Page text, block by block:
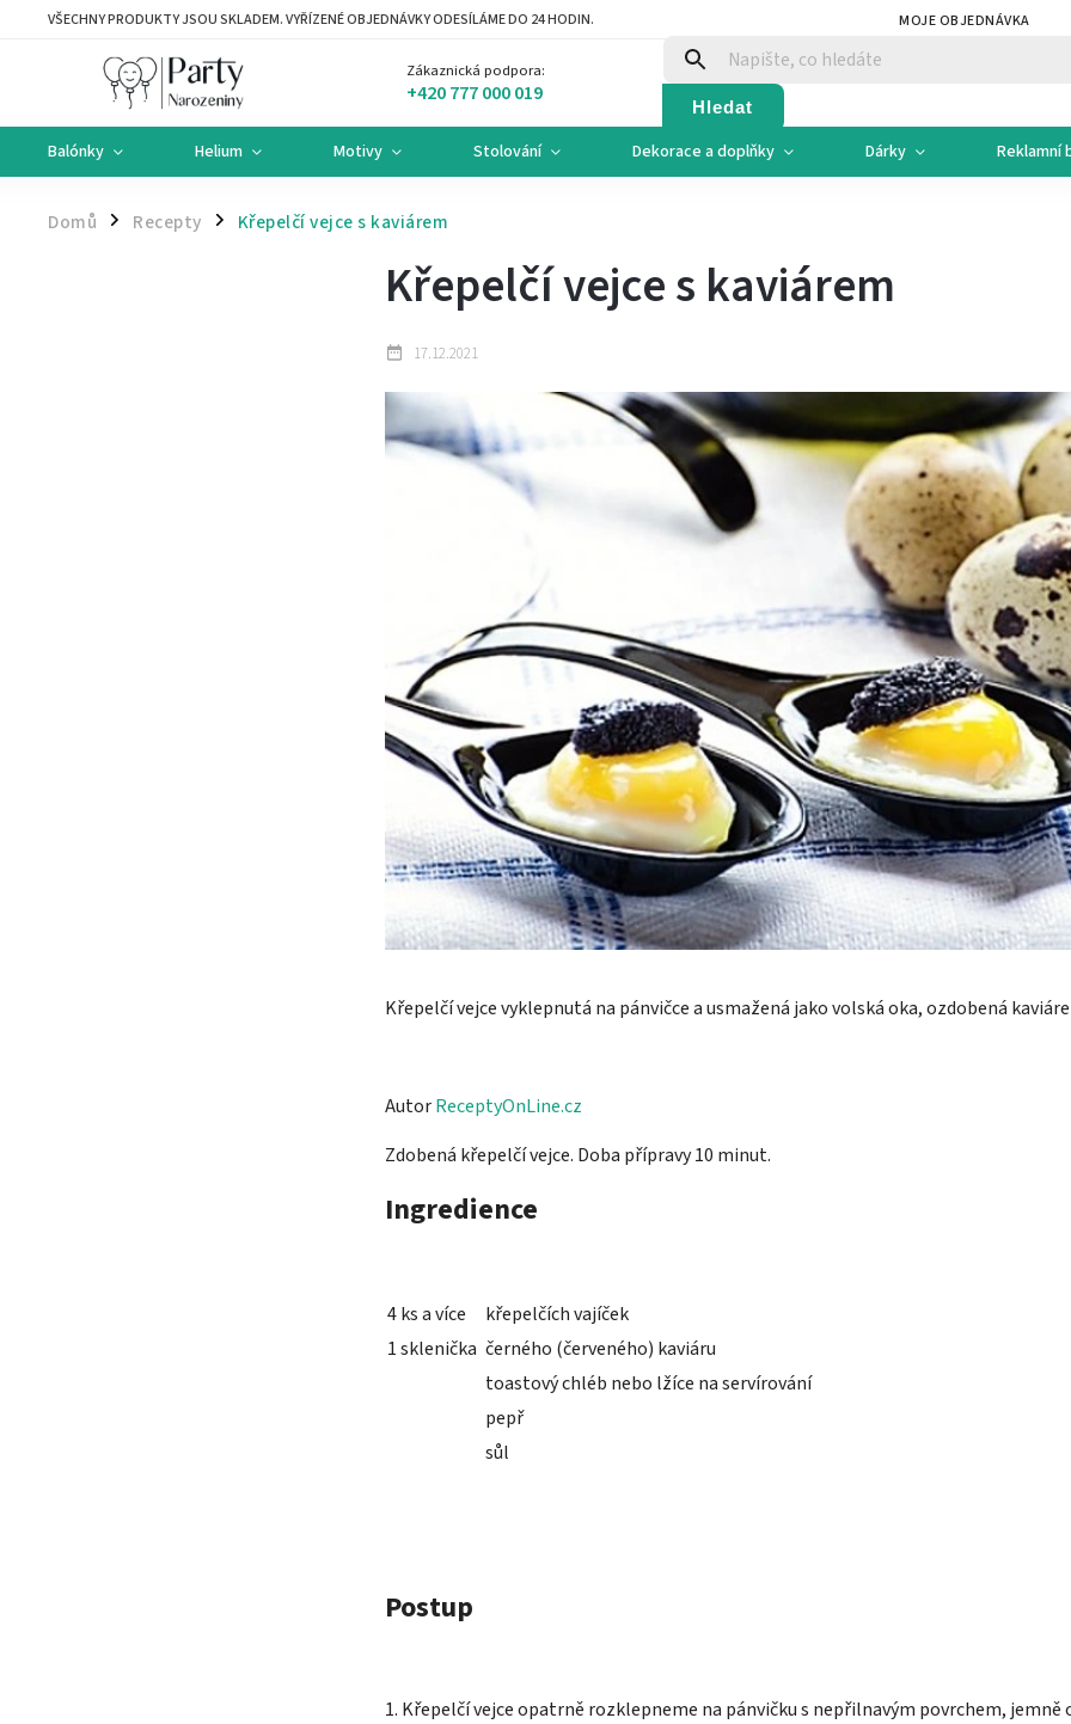
VŠECHNY PRODUKTY JSOU SKLADEM. VYŘÍZENÉ OBJEDNÁVKY ODESÍLÁME DO 24 HODIN. MOJE OBJEDNÁVKA
Zákaznická podpora:
+420 777 000 019 Hledat
Balónky Helium Motivy Stolování Dekorace a doplňky Dárky Reklamní
Domů / Recepty / Křepelčí vejce s kaviárem
Křepelčí vejce s kaviárem
17.12.2021
Křepelčí vejce vyklepnutá na pánvičce a usmažená jako volská oka, ozdobená
AutorReceptyOnLine.cz
Zdobená křepelčí vejce. Doba přípravy 10 minut.
Ingredience
4 ks a více
křepelčích vajíček
1 sklenička černého (červeného) kaviáru
toastový chléb nebo lžíce na servírování
pepř
sůl
Postup
1. Křepelčí vejce opatrně rozklepneme na pánvičku s nepřilnavým povrchem,